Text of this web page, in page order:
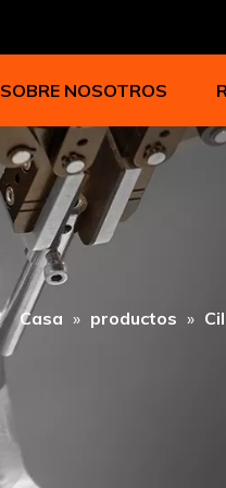
SOBRE NOSOTROS
Casa » productos »